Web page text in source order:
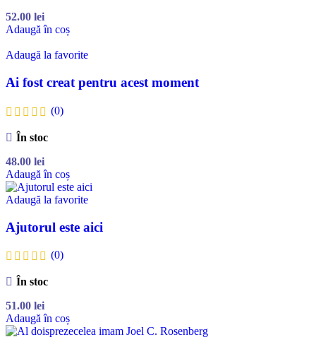
52.00 lei
Adaugă în coș
Adaugă la favorite
Ai fost creat pentru acest moment
(0)
În stoc
48.00 lei
Adaugă în coș
Adaugă la favorite
Ajutorul este aici
(0)
În stoc
51.00 lei
Adaugă în coș